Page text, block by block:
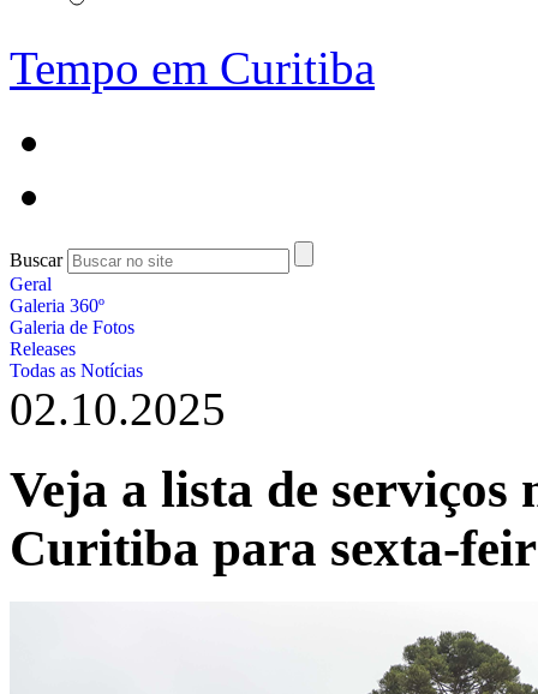
Tempo em Curitiba
Buscar
Geral
Galeria 360º
Galeria de Fotos
Releases
Todas as Notícias
02.10.2025
Veja a lista de serviços
Curitiba para sexta-